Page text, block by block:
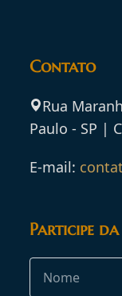
Contato
Rua
Paulo - SP |
E-mail:
Participe